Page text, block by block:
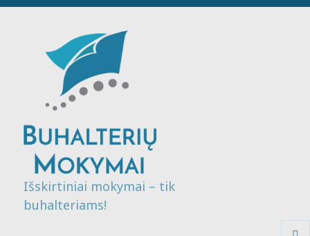
Išskirtiniai mokymai – tik
buhalteriams!